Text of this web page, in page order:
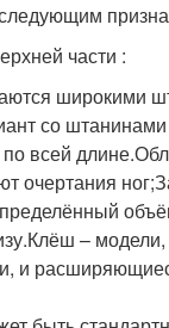
части :
широкими
со
всей
очертания
–
и